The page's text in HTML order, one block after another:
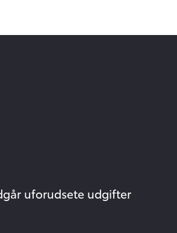
uforudsete udgifter